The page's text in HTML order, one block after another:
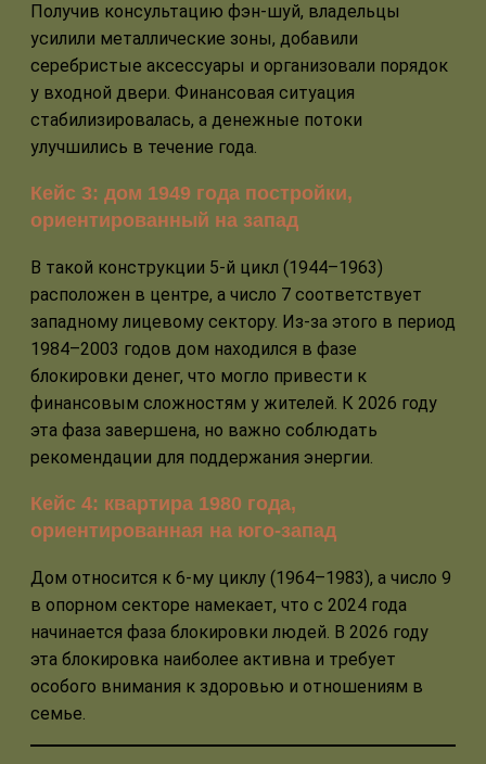
Получив консультацию фэн-шуй, владельцы
усилили металлические зоны, добавили
серебристые аксессуары и организовали порядок
у входной двери. Финансовая ситуация
стабилизировалась, а денежные потоки
улучшились в течение года.
Кейс 3: дом 1949 года постройки,
ориентированный на запад
В такой конструкции 5-й цикл (1944–1963)
расположен в центре, а число 7 соответствует
западному лицевому сектору. Из-за этого в период
1984–2003 годов дом находился в фазе
блокировки денег, что могло привести к
финансовым сложностям у жителей. К 2026 году
эта фаза завершена, но важно соблюдать
рекомендации для поддержания энергии.
Кейс 4: квартира 1980 года,
ориентированная на юго-запад
Дом относится к 6-му циклу (1964–1983), а число 9
в опорном секторе намекает, что с 2024 года
начинается фаза блокировки людей. В 2026 году
эта блокировка наиболее активна и требует
особого внимания к здоровью и отношениям в
семье.